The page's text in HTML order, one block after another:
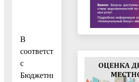
В
соответствии
с
Бюджетным